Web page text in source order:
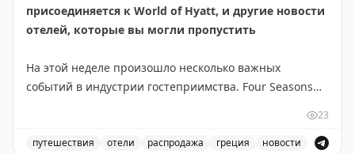
присоединяется к World of Hyatt, и другие новости
отелей, которые вы могли пропустить
На этой неделе произошло несколько важных
событий в индустрии гостеприимства. Four Seasons
и уже принимает бронирования. Hilton значительно
расширяет свое присутствие в Азии. Долгожданное
23
путешествия отели распродажа греция новости